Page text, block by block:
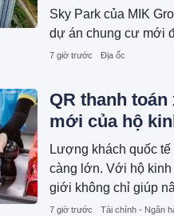
Sky Park của MIK
dự án chung cư mới
7 giờ trước Địa ốc
QR thanh
mới của hộ
Lượng khách quốc
càng lớn. Với hộ kinh
giới không chỉ giúp
cơ hội doanh thu,
7 giờ trước Tài chính - Ngân